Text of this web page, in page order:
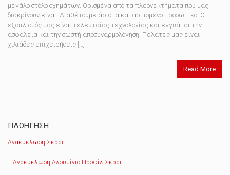
μεγάλο στόλο οχημάτων. Ορισμένα από τα πλεονεκτήματα που μας
διακρίνουν είναι: Διαθέτουμε άριστα καταρτισμένο προσωπικό. Ο
εξοπλισμός μας είναι τελευταίας τεχνολογίας και εγγυάται την
ασφάλεια και την σωστή αποσυναρμολόγηση. Πελάτες μας είναι
χιλιάδες επιχειρήσεις […]
Read More
ΠΛΟΉΓΗΣΗ
Ανακύκλωση Σκραπ
Ανακύκλωση Αλουμίνιο Προφίλ Σκραπ